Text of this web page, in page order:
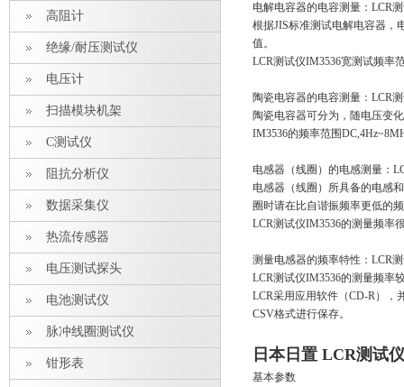
高阻计
绝缘/耐压测试仪
电压计
扫描模块机架
C测试仪
阻抗分析仪
数据采集仪
热流传感器
电压测试探头
电池测试仪
脉冲线圈测试仪
钳形表
电解电容器的电容测量：LCR
根据JIS标准测试电解电容器，
值。
LCR测试仪IM3536宽测试频率
陶瓷电容器的电容测量：LCR
陶瓷电容器可分为，随电压变
IM3536的频率范围
电感器（线圈）的电感测量：
电感器（线圈）所具备的电感
圈时请在比自谐振频率更低的
LCR测试仪IM3536的测量频率
测量电感器的频率特性：LCR
LCR测试仪IM3536的测量频率
LCR采用应用软件（CD-R），
CSV格式进行保存。
日本日置 LCR测试仪
基本参数